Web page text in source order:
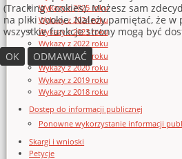
Wykazy z 2025 roku
Wykazy z 2024 roku
Wykazy z 2023 roku
Wykazy z 2022 roku
Wykazy z 2021 roku
Wykazy z 2020 roku
Wykazy z 2019 roku
Wykazy z 2018 roku
Dostęp do informacji publicznej
Ponowne wykorzystanie informacji
Skargi i wnioski
Petycje
(Tracking Cookies). Możesz sam
na pliki cookie. Należy pamiętać, że
wszystkie funkcje strony mogą być
OK
ODMAWIAĆ